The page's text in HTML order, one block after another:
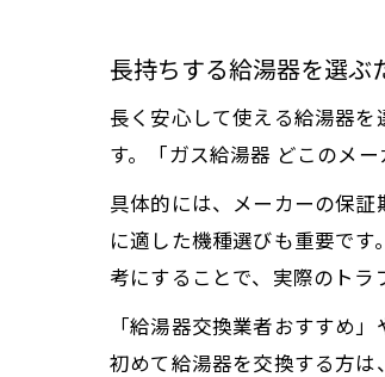
長持ちする給湯器を選ぶ
長く安心して使える給湯器
す。「ガス給湯器 どこのメ
具体的には、メーカーの保
に適した機種選びも重要で
考にすることで、実際のトラ
「給湯器交換業者おすすめ
初めて給湯器を交換する方は